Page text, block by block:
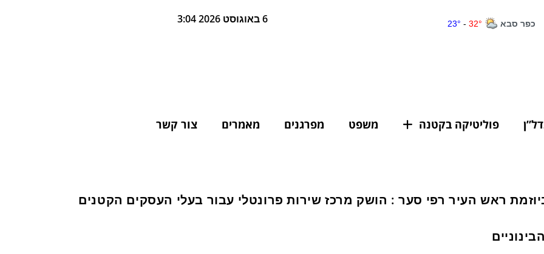
6 באוגוסט 2026 3:04
פוליטיקה בקטנה משפט מפרגנים מאמרים צור קשר
ראש העיר רפי סער : הושק מרכז שירות פרונטלי עבור בעלי העסקים הקטנים